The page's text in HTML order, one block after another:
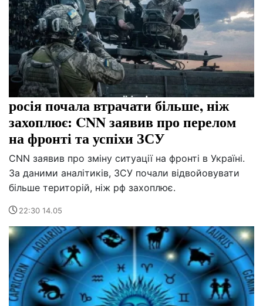
росія почала втрачати більше, ніж
захоплює: CNN заявив про перелом
на фронті та успіхи ЗСУ
CNN заявив про зміну ситуації на фронті в Україні.
За даними аналітиків, ЗСУ почали відвойовувати
більше територій, ніж рф захоплює.
22:30 14.05